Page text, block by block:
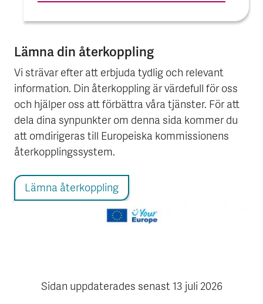
Lämna din återkoppling
Vi strävar efter att erbjuda tydlig och relevant
information. Din återkoppling är värdefull för oss
och hjälper oss att förbättra våra tjänster. För att
dela dina synpunkter om denna sida kommer du
att omdirigeras till Europeiska kommissionens
återkopplingssystem.
Lämna återkoppling
Sidan uppdaterades senast 13 juli 2026